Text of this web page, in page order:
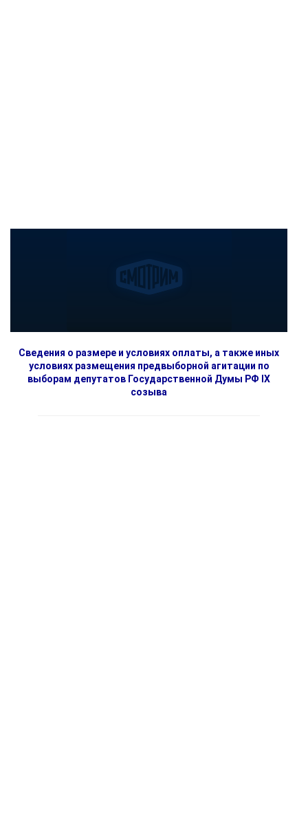
Сведения о размере и условиях оплаты, а также иных
условиях размещения предвыборной агитации по
выборам депутатов Государственной Думы РФ IX
созыва